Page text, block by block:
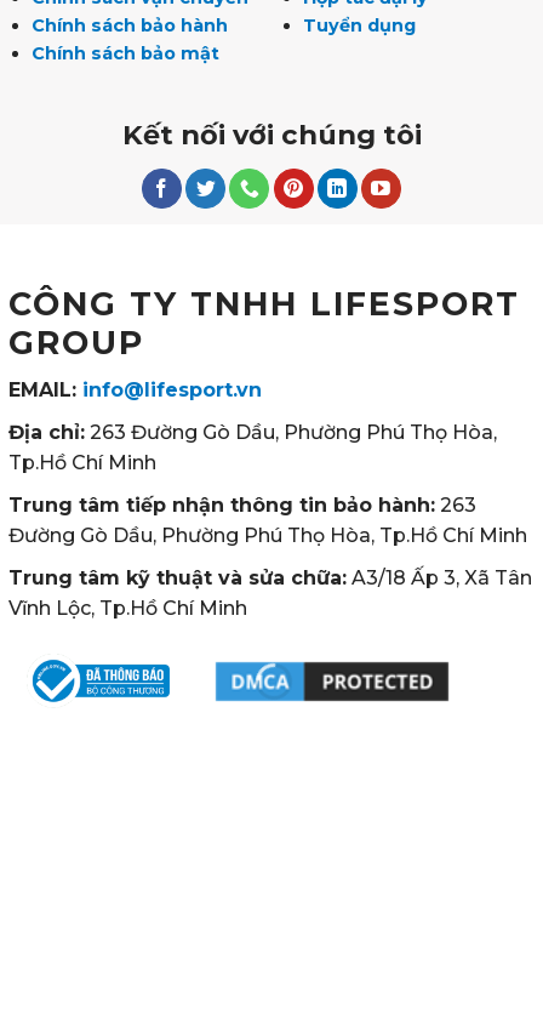
Chính sách bảo hành
Chính sách bảo mật
Tuyển dụng
Kết nối với chúng tôi
CÔNG TY TNHH LIFESPORT
GROUP
EMAIL: info@lifesport.vn
Địa chỉ: 263 Đường Gò Dầu, Phường Phú Thọ Hòa,
Tp.Hồ Chí Minh
Trung tâm tiếp nhận thông tin bảo hành: 263
Đường Gò Dầu, Phường Phú Thọ Hòa, Tp.Hồ Chí Minh
Trung tâm kỹ thuật và sửa chữa: A3/18 Ấp 3, Xã Tân
Vĩnh Lộc, Tp.Hồ Chí Minh